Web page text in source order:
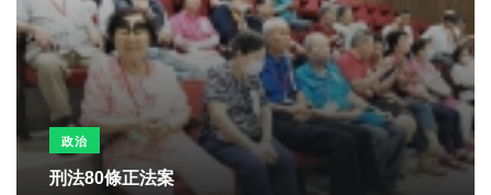
政治
刑法80條正法案